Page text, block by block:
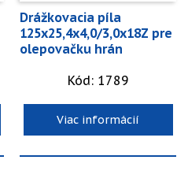
Drážkovacia píla
125x25,4x4,0/3,0x18Z pre
olepovačku hrán
Kód: 1789
Viac informácií